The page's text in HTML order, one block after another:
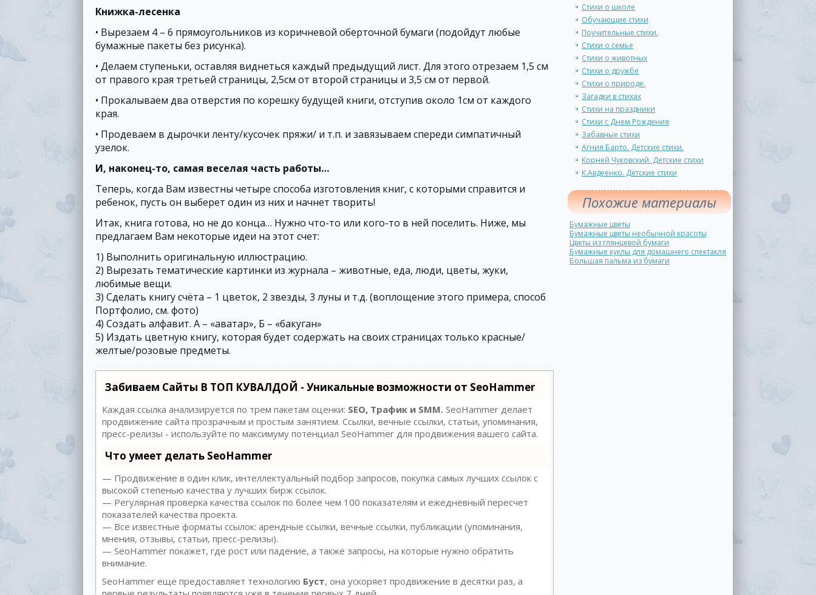
Книжка-лесенка
• Вырезаем 4 – 6 прямоугольников из коричневой оберточной бумаги (подойдут любые
бумажные пакеты без рисунка).
• Делаем ступеньки, оставляя виднеться каждый предыдущий лист. Для этого отрезаем 1,5 см
от правого края третьей страницы, 2,5см от второй страницы и 3,5 см от первой.
• Прокалываем два отверстия по корешку будущей книги, отступив около 1см от каждого
края.
• Продеваем в дырочки ленту/кусочек пряжи/ и т.п. и завязываем спереди симпатичный
узелок.
И, наконец-то, самая веселая часть работы…
Теперь, когда Вам известны четыре способа изготовления книг, с которыми справится и
ребенок, пусть он выберет один из них и начнет творить!
Итак, книга готова, но не до конца… Нужно что-то или кого-то в ней поселить. Ниже, мы
предлагаем Вам некоторые идеи на этот счет:
1) Выполнить оригинальную иллюстрацию.
2) Вырезать тематические картинки из журнала – животные, еда, люди, цветы, жуки,
любимые вещи.
3) Сделать книгу счёта – 1 цветок, 2 звезды, 3 луны и т.д. (воплощение этого примера, способ
Портфолио, см. фото)
4) Создать алфавит. А – «аватар», Б – «бакуган»
5) Издать цветную книгу, которая будет содержать на своих страницах только красные/
желтые/розовые предметы.
Забиваем Сайты В ТОП КУВАЛДОЙ - Уникальные возможности от SeoHammer
Каждая ссылка анализируется по трем пакетам оценки: SEO, Трафик и SMM. SeoHammer делает
продвижение сайта прозрачным и простым занятием. Ссылки, вечные ссылки, статьи, упоминания,
пресс-релизы - используйте по максимуму потенциал SeoHammer для продвижения вашего сайта.
Что умеет делать SeoHammer
— Продвижение в один клик, интеллектуальный подбор запросов, покупка самых лучших ссылок с
высокой степенью качества у лучших бирж ссылок.
— Регулярная проверка качества ссылок по более чем 100 показателям и ежедневный пересчет
показателей качества проекта.
— Все известные форматы ссылок: арендные ссылки, вечные ссылки, публикации (упоминания,
мнения, отзывы, статьи, пресс-релизы).
— SeoHammer покажет, где рост или падение, а также запросы, на которые нужно обратить
внимание.
SeoHammer еще предоставляет технологию Буст, она ускоряет продвижение в десятки раз, а
Стихи о школе
Обучающие стихи
Поучительные стихи.
Стихи о семье
Стихи о животных
Стихи о дружбе
Стихи о природе.
Загадки в стихах
Стихи на праздники
Стихи с Днем Рождения
Забавные стихи
Агния Барто. Детские стихи.
Корней Чуковский. Детские стихи
К.Авдеенко. Детские стихи
Похожие материалы
Бумажные цветы
Бумажные цветы необычной красоты
Цветы из глянцевой бумаги
Бумажные куклы для домашнего спектакля
Большая пальма из бумаги